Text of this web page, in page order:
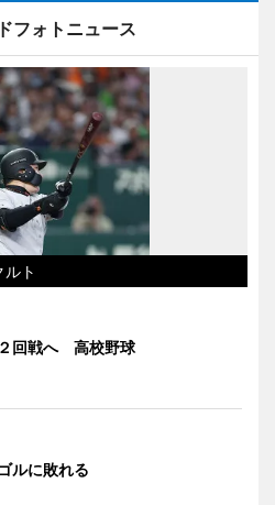
フォトニュース
ト
回戦へ 高校野球
ルに敗れる